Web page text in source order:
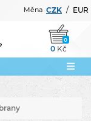
CZK / EUR
Měna
0
0 Kč